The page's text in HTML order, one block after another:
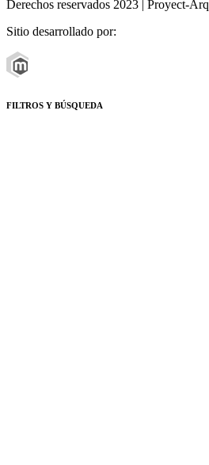
Derechos reservados 2023 | Proyect-Arq
Sitio desarrollado por:
FILTROS Y BÚSQUEDA